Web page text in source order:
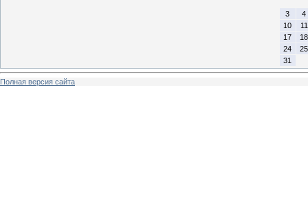
3
4
10
11
17
18
24
25
31
Полная версия сайта